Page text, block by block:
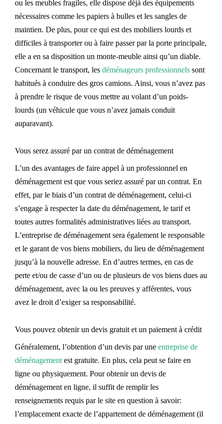
ou les meubles fragiles, elle dispose déjà des équipements
nécessaires comme les papiers à bulles et les sangles de
maintien. De plus, pour ce qui est des mobiliers lourds et
difficiles à transporter ou à faire passer par la porte principale,
elle a en sa disposition un monte-meuble ainsi qu’un diable.
Concernant le transport, les déménageurs professionnels sont
habitués à conduire des gros camions. Ainsi, vous n’avez pas
à prendre le risque de vous mettre au volant d’un poids-
lourds (un véhicule que vous n’avez jamais conduit
auparavant).
Vous serez assuré par un contrat de déménagement
L’un des avantages de faire appel à un professionnel en
déménagement est que vous seriez assuré par un contrat. En
effet, par le biais d’un contrat de déménagement, celui-ci
s’engage à respecter la date du déménagement, le tarif et
toutes autres formalités administratives liées au transport.
L’entreprise de déménagement sera également le responsable
et le garant de vos biens mobiliers, du lieu de déménagement
jusqu’à la nouvelle adresse. En d’autres termes, en cas de
perte et/ou de casse d’un ou de plusieurs de vos biens dues au
déménagement, avec la ou les preuves y afférentes, vous
avez le droit d’exiger sa responsabilité.
Vous pouvez obtenir un devis gratuit et un paiement à crédit
Généralement, l’obtention d’un devis par une entreprise de
déménagement est gratuite. En plus, cela peut se faire en
ligne ou physiquement. Pour obtenir un devis de
déménagement en ligne, il suffit de remplir les
renseignements requis par le site en question à savoir:
l’emplacement exacte de l’appartement de déménagement (il